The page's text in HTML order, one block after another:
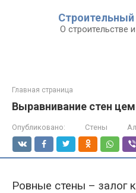
Строительный
О строительстве
Главная страница
Выравнивание стен
Опубликовано: Стены
Ровные стены – залог